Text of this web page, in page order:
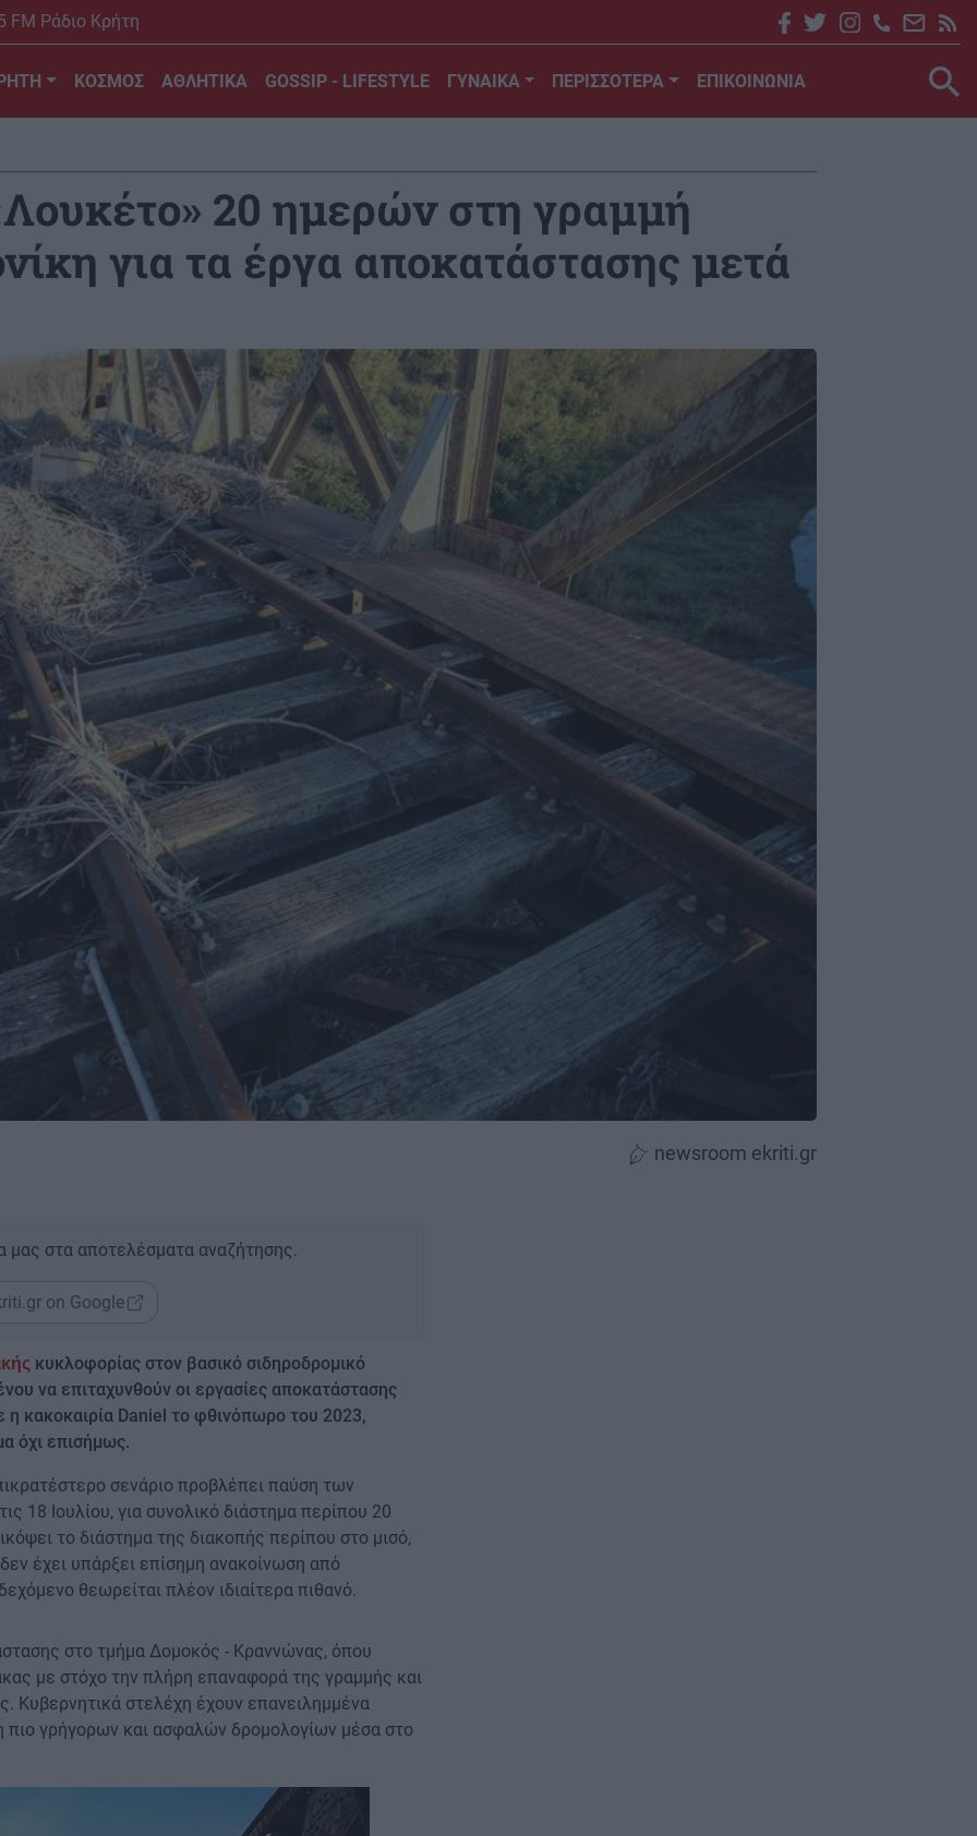
FM Ράδιο Κρήτη
ΚΟΣΜΟΣ ΑΘΛΗΤΙΚΑ GOSSIP - LIFESTYLE ΓΥΝΑΙΚΑ ΠΕΡΙΣΣΟΤΕΡΑ ΕΠΙΚΟΙΝΩΝΙΑ
20 ημερών στη γραμμή
για τα έργα αποκατάστασης μετά
newsroom ekriti.gr
μας στα αποτελέσματα αναζήτησης.
on Google
κυκλοφορίας στον βασικό σιδηροδρομικό
να επιταχυνθούν οι εργασίες αποκατάστασης
κακοκαιρία Daniel το φθινόπωρο του 2023,
όχι επισήμως.
σενάριο προβλέπει παύση των
18 Ιουλίου, για συνολικό διάστημα περίπου 20
το διάστημα της διακοπής περίπου στο μισό,
έχει υπάρξει επίσημη ανακοίνωση από
θεωρείται πλέον ιδιαίτερα πιθανό.
στο τμήμα Δομοκός - Κραννώνας, όπου
με στόχο την πλήρη επαναφορά της γραμμής και
Κυβερνητικά στελέχη έχουν επανειλημμένα
πιο γρήγορων και ασφαλών δρομολογίων μέσα στο